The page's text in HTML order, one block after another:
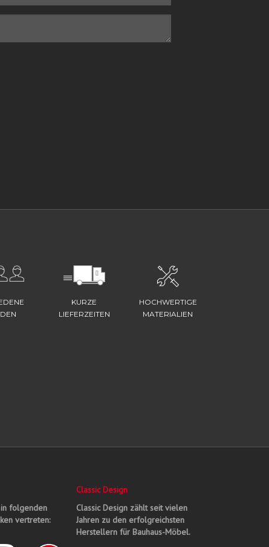
KURZE
LIEFERZEITEN
HOCHWERTIGE
MATERIALIEN
in folgenden
vertreten:
Classic Design
Classic Design zählt seit vielen
Jahren zu den erfolgreichsten
Herstellern für Bauhaus-Möbel.